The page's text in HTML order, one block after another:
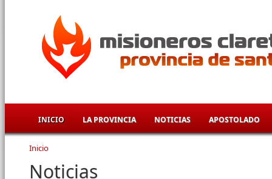
INICIO LA PROVINCIA NOTICIAS APOSTOLADO
Se encuentra usted aquí
Inicio
Noticias